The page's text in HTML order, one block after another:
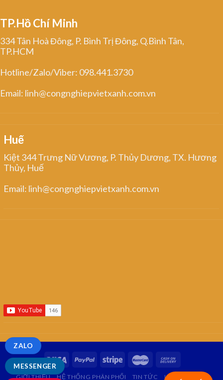
TP.Hồ Chí Minh
334 Tân Hoà Đông, P. Bình Trị Đông, Q.Bình Tân,
TP.HCM
Hotline/Zalo/Viber: 098.441.3730
Email: linh@congnghiepvietxanh.com.vn
Huế
Kiệt 344 Trưng Nữ Vương, P. Thủy Dương, TX. Hương
Thủy, Huế
Email: linh@congnghiepvietxanh.com.vn
GIỚI THIỆU HỆ THỐNG PHÂN PHỐI TIN TỨC LIÊN HỆ
MESSENGER
ZALO